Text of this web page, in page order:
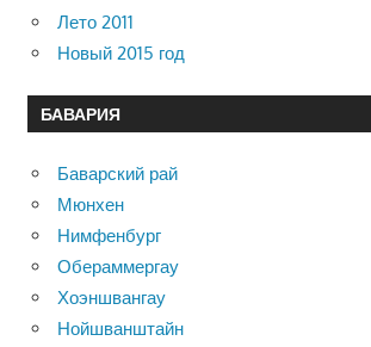
Лето 2011
Новый 2015 год
БАВАРИЯ
Баварский рай
Мюнхен
Нимфенбург
Обераммергау
Хоэншвангау
Нойшванштайн